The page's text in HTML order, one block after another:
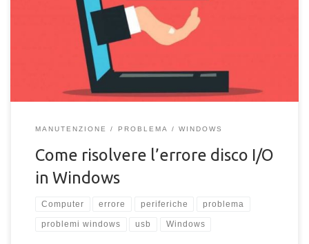
I migliori metodi per risolvere l'errore disco I/O in Windows. 5
soluzioni per la risoluzione dell'errore I/O in Windows.
MANUTENZIONE PROBLEMA WINDOWS
Come risolvere l’errore disco I/O
in Windows
Computer errore periferiche problema
problemi windows usb Windows